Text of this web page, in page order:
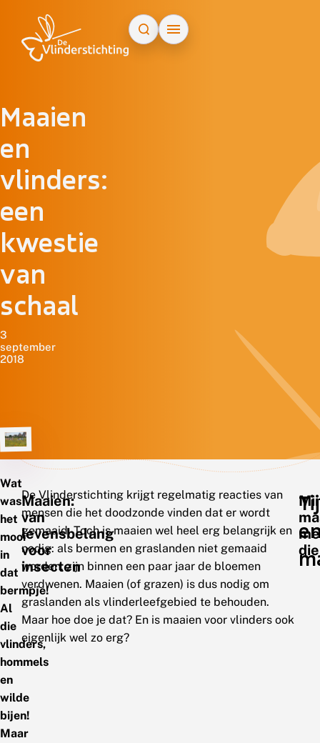
Maaien
en
vlinders:
een
kwestie
van
schaal
3
september
2018
Wat
was
het
mooi
in
dat
bermpje!
Al
die
vlinders,
hommels
en
wilde
bijen!
Maar
Maaien:
van
levensbelang
voor
insecten
De Vlinderstichting krijgt regelmatig reacties van
mensen die het doodzonde vinden dat er wordt
gemaaid. Toch is maaien wel heel erg belangrijk en
nodig: als bermen en graslanden niet gemaaid
worden, zijn binnen een paar jaar de bloemen
verdwenen. Maaien (of grazen) is dus nodig om
graslanden als vlinderleefgebied te behouden.
Maar hoe doe je dat? En is maaien voor vlinders ook
eigenlijk wel zo erg?